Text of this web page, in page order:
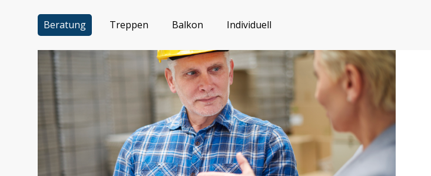
Beratung Treppen Balkon Individuell